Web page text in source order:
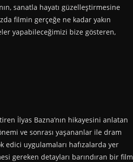
sanatla hayatı güzelleştirmesine
filmin gerçeğe ne kadar yakın
yapabileceğimizi bize gösteren,
İlyas Bazna’nın hikayesini anlatan
ve sonrası yaşananlar ile dram
uygulamaları hafızalarda yer
gereken detayları barındıran bir film